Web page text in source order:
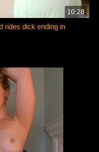
10:28
rides dick ending in